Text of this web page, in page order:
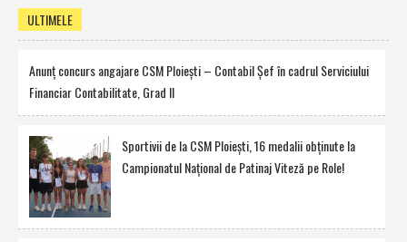
ULTIMELE
Anunţ concurs angajare CSM Ploieşti – Contabil Şef în cadrul Serviciului
Financiar Contabilitate, Grad II
Sportivii de la CSM Ploieşti, 16 medalii obţinute la
Campionatul Naţional de Patinaj Viteză pe Role!